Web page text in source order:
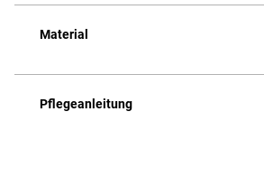
Material
Pflegeanleitung